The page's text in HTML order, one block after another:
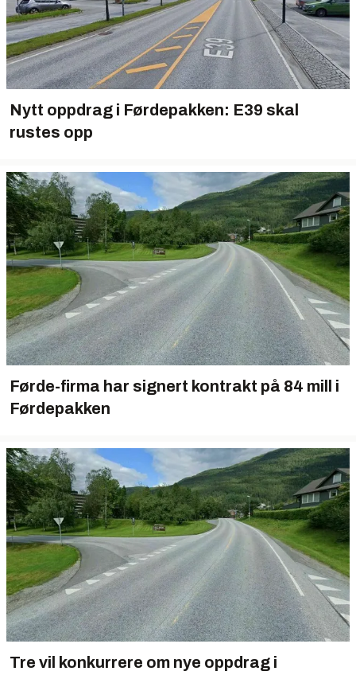
Nytt oppdrag i Førdepakken: E39 skal
rustes opp
Førde-firma har signert kontrakt på 84 mill i
Førdepakken
Tre vil konkurrere om nye oppdrag i